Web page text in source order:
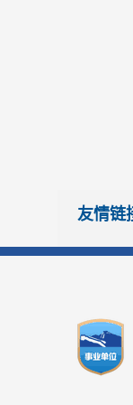
友情链